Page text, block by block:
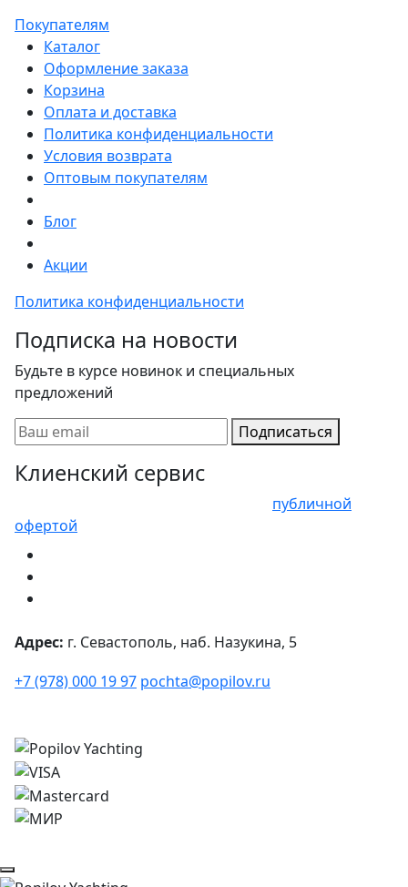
Покупателям
Каталог
Оформление заказа
Корзина
Оплата и доставка
Политика конфиденциальности
Условия возврата
Оптовым покупателям
Блог
Акции
Политика конфиденциальности
Подписка на новости
Будьте в курсе новинок и специальных
предложений
Подписаться
Клиенский сервис
публичной
офертой
Адрес: г. Севастополь, наб. Назукина, 5
+7 (978) 000 19 97 pochta@popilov.ru